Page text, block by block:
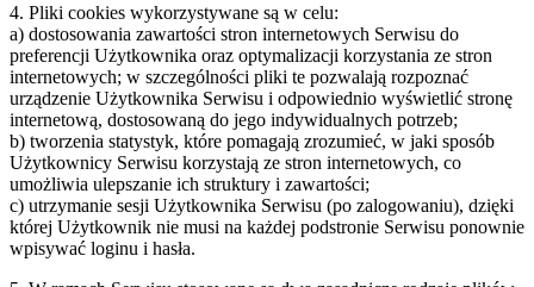
4. Pliki cookies wykorzystywane są w celu:
a) dostosowania zawartości stron internetowych Serwisu do
preferencji Użytkownika oraz optymalizacji korzystania ze stron
internetowych; w szczególności pliki te pozwalają rozpoznać
urządzenie Użytkownika Serwisu i odpowiednio wyświetlić stronę
internetową, dostosowaną do jego indywidualnych potrzeb;
b) tworzenia statystyk, które pomagają zrozumieć, w jaki sposób
Użytkownicy Serwisu korzystają ze stron internetowych, co
umożliwia ulepszanie ich struktury i zawartości;
c) utrzymanie sesji Użytkownika Serwisu (po zalogowaniu), dzięki
której Użytkownik nie musi na każdej podstronie Serwisu ponownie
wpisywać loginu i hasła.